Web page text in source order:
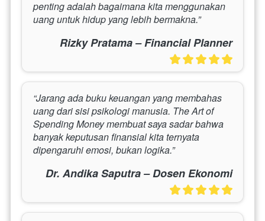
penting adalah bagaimana kita menggunakan
uang untuk hidup yang lebih bermakna.”
Rizky Pratama – Financial Planner
“Jarang ada buku keuangan yang membahas
uang dari sisi psikologi manusia. The Art of
Spending Money membuat saya sadar bahwa
banyak keputusan finansial kita ternyata
dipengaruhi emosi, bukan logika.”
Dr. Andika Saputra – Dosen Ekonomi